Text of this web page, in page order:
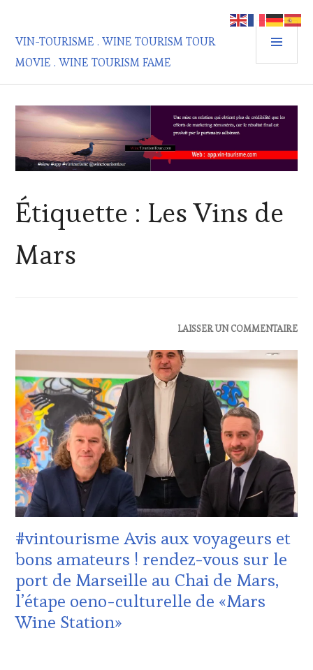
contenu
principal
VIN-TOURISME . WINE TOURISM TOUR
MOVIE . WINE TOURISM FAME
Étiquette : Les Vins de
Mars
:
WINE
TASTING
VOUCHER,
DOMAINE
VITICOLE,
ADHÉRENT,
VIN
TOURISME,
INVITATIONS
&
DÉGUSTATIONS,
TASTING,
MÉDIAS,
PRESSE
ÉCRITE,
RADIO,
TV,
WEB,
LAISSER UN COMMENTAIRE
#vintourisme Avis aux voyageurs et
bons amateurs ! rendez-vous sur le
port de Marseille au Chai de Mars,
l’étape oeno-culturelle de «Mars
Wine Station»